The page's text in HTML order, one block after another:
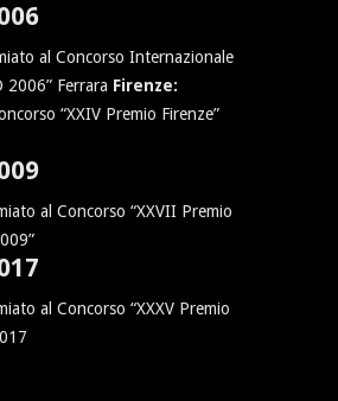
al Concorso Internazionale
2006” Ferrara Firenze:
“XXIV Premio Firenze”
al Concorso “XXVII Premio
al Concorso “XXXV Premio